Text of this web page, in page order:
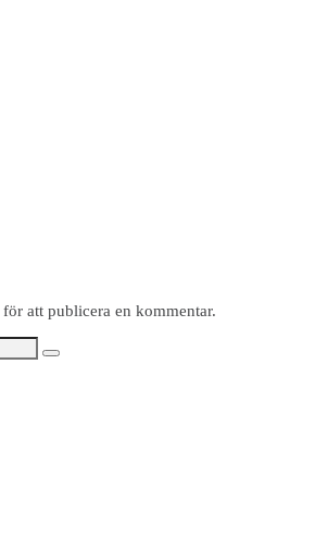
för att publicera en kommentar.